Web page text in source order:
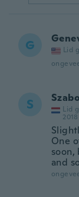
G Lid
S
Lid
2018
One
and